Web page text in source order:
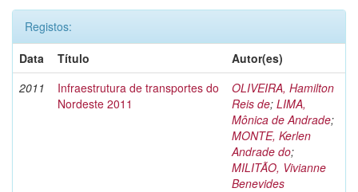
Registos:
Data
Título
Autor(es)
2011
Infraestrutura de transportes do
Nordeste 2011
OLIVEIRA, Hamilton
Reis de; LIMA,
Mônica de Andrade;
MONTE, Kerlen
Andrade do;
MILITÃO, Vivianne
Benevides